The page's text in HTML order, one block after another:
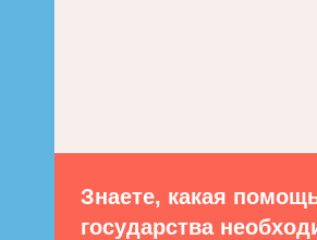
Знаете, какая
государства